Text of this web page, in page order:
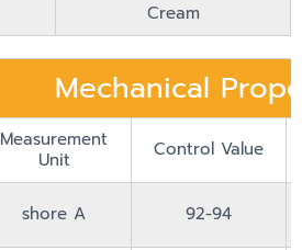
Cream
Mechanical
Measurement
Unit
Control Value
shore A 92-94